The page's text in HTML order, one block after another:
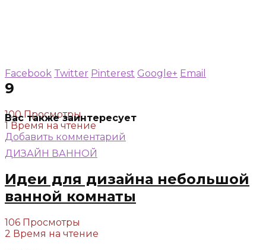
9
100 Просмотры
1 Время на чтение
Добавить комментарий
Facebook Twitter Pinterest Google+ Email
Вас также заинтересует
ДИЗАЙН ВАННОЙ
Идеи для дизайна небольшой
ванной комнаты
106 Просмотры
2 Время на чтение